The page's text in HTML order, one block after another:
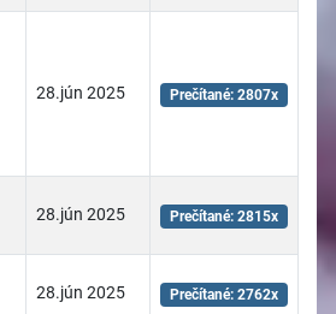
28.jún 2025 Prečítané: 2807x
28.jún 2025 Prečítané: 2815x
28.jún 2025 Prečítané: 2762x